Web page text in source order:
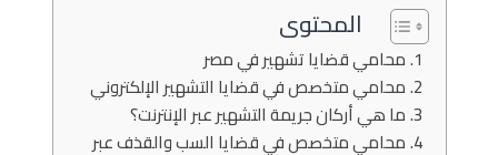
المحتوى
محامي قضايا تشهير في مصر
محامي متخصص في قضايا التشهير الإلكتروني
ما هي أركان جريمة التشهير عبر الإنترنت؟
محامي متخصص في قضايا السب والقذف عبر